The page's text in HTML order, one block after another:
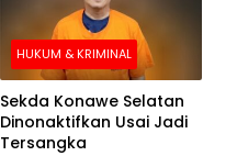
HUKUM & KRIMINAL
Sekda Konawe Selatan
Dinonaktifkan Usai Jadi
Tersangka